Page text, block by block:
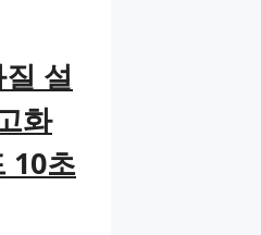
설
화
10초